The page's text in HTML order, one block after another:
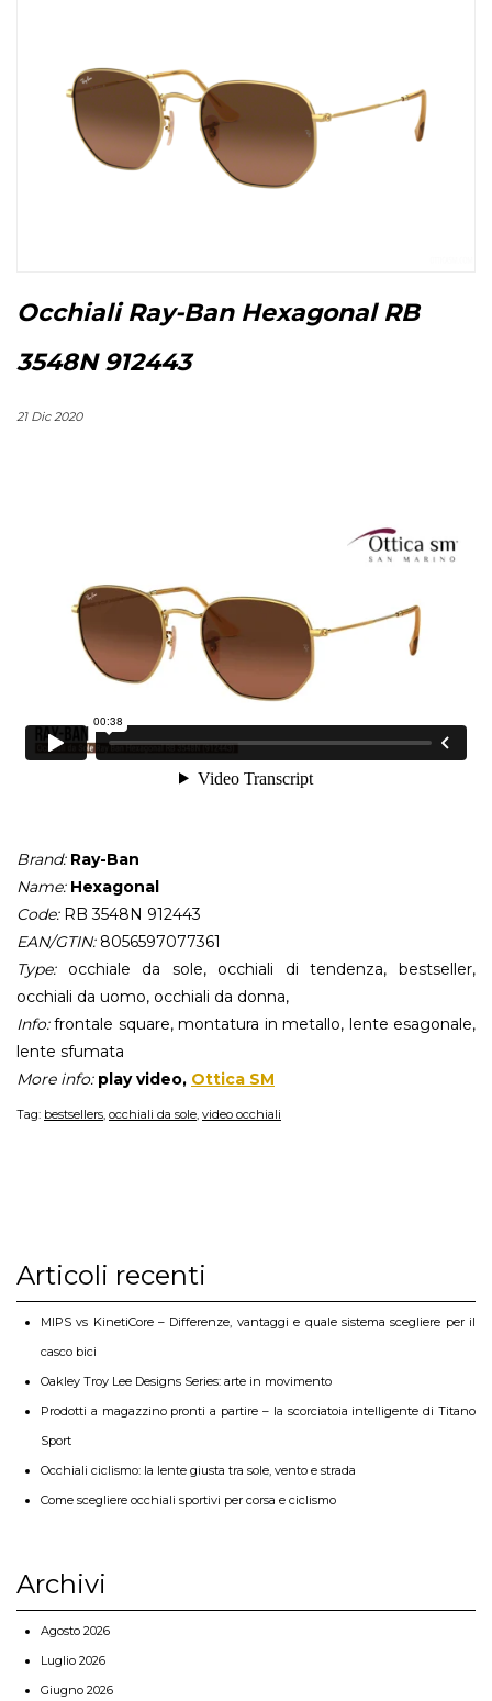
Occhiali Ray-Ban Hexagonal RB
3548N 912443
21 Dic 2020
Brand:Ray-Ban
Name:Hexagonal
Code:RB 3548N 912443
EAN/GTIN: 8056597077361
Type:occhiale da sole, occhiali di tendenza, bestseller,
occhiali da uomo, occhiali da donna,
Info:frontale square, montatura in metallo, lente esagonale,
lente sfumata
More info:play video, Ottica SM
Tag: bestsellers, occhiali da sole, video occhiali
Articoli recenti
MIPS vs KinetiCore – Differenze, vantaggi e quale sistema scegliere per il
casco bici
Oakley Troy Lee Designs Series: arte in movimento
Prodotti a magazzino pronti a partire – la scorciatoia intelligente di Titano
Sport
Occhiali ciclismo: la lente giusta tra sole, vento e strada
Come scegliere occhiali sportivi per corsa e ciclismo
Archivi
Agosto 2026
Luglio 2026
Giugno 2026